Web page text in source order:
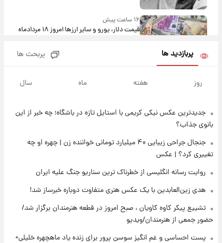
۱۶ ساعت پیش
قیمت دلار، یورو و سایر ارزها امروز ۱۸ مردادماه
جدول
۱۵ ساعت پیش
زمان برگزاری دربی ۱۰۷ اعلام شد؟
خبر انتصاب جدید محسن رضایی حذف شد +
جزئیات
پربازدید ها پربحث ها
روز هفته ماه سال
جدیدترین عکس نیکی کریمی با استایل تازه در باشگاه؛ چه خبر از این
بانوی جذاب؟
جنجال جراحی زیبایی ۴۰ میلیارد تومانی خواننده زن | چهره او چه
تغییری کرد؟ | عکس
روایت رسانه انگلیسی از خطرناک ترین سناریو جنگ علیه ایران
هدی زین‌العابدین با یک عکس هنری متفاوت دوباره خبرساز شد!
تشییع پیکر کاوه کاویان ، صبح امروز در قطعه هنرمندان برگزار شد/
حضور جمعی از هنرمندان/ویدیو
پست احساسی و غم انگیز سوسن پرور برای زنده یاد ماهچهره خلیلی+